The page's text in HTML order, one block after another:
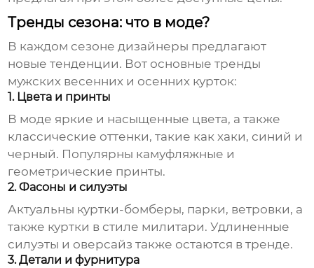
Тренды сезона: что в моде?
В каждом сезоне дизайнеры предлагают
новые тенденции. Вот основные тренды
мужских весенних и осенних курток:
1. Цвета и принты
В моде яркие и насыщенные цвета, а также
классические оттенки, такие как хаки, синий и
черный. Популярны камуфляжные и
геометрические принты.
2. Фасоны и силуэты
Актуальны куртки-бомберы, парки, ветровки, а
также куртки в стиле милитари. Удлиненные
силуэты и оверсайз также остаются в тренде.
3. Детали и фурнитура